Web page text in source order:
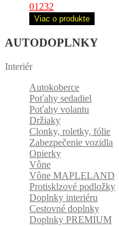
01232
Viac o produkte
AUTODOPLNKY
Interiér
Autokoberce
Poťahy sedadiel
Poťahy volantu
Držiaky
Clonky, roletky, fólie
Zabezpečenie vozidla
Opierky
Vône
Vône MAPLELAND
Protisklzové podložky
Doplnky interiéru
Cestovné doplnky
Doplnky PREMIUM